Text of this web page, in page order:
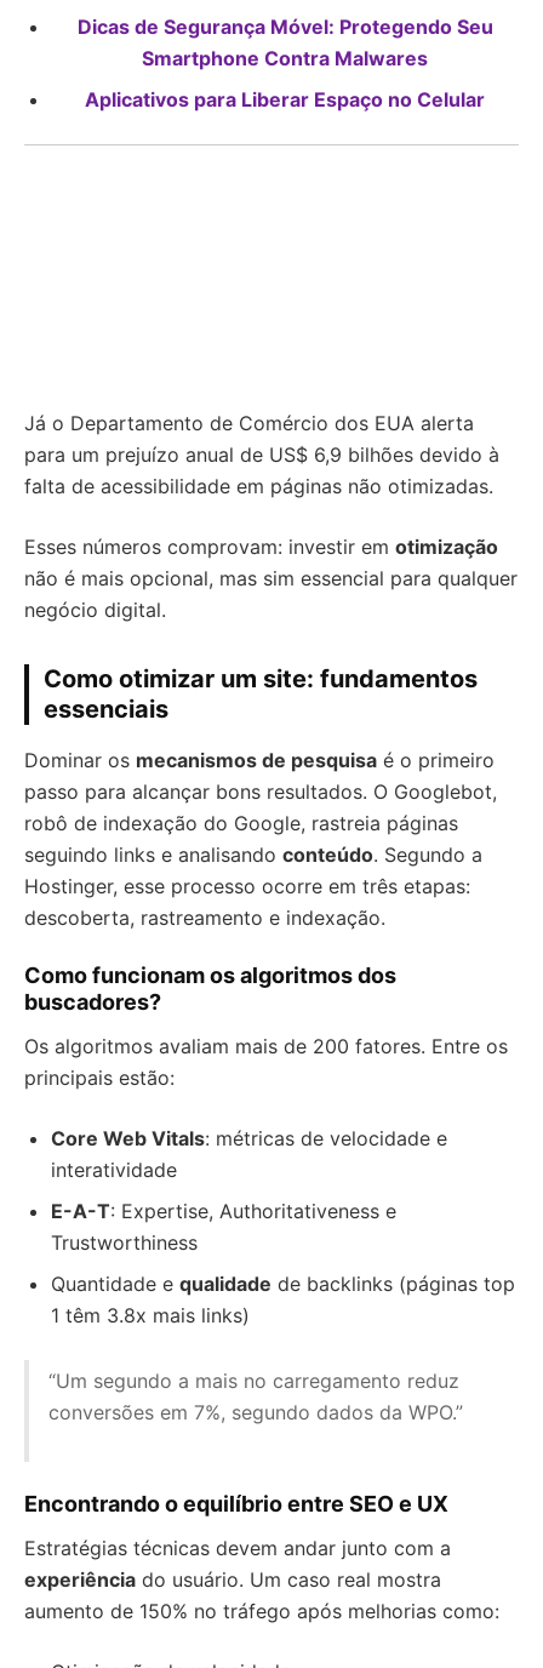
Dicas de Segurança Móvel: Protegendo Seu
Smartphone Contra Malwares
Aplicativos para Liberar Espaço no Celular
Já o Departamento de Comércio dos EUA alerta
para um prejuízo anual de US$ 6,9 bilhões devido à
falta de acessibilidade em páginas não otimizadas.
Esses números comprovam: investir em otimização
não é mais opcional, mas sim essencial para qualquer
negócio digital.
Como otimizar um site: fundamentos
essenciais
Dominar os mecanismos de pesquisa é o primeiro
passo para alcançar bons resultados. O Googlebot,
robô de indexação do Google, rastreia páginas
seguindo links e analisando conteúdo. Segundo a
Hostinger, esse processo ocorre em três etapas:
descoberta, rastreamento e indexação.
Como funcionam os algoritmos dos
buscadores?
Os algoritmos avaliam mais de 200 fatores. Entre os
principais estão:
Core Web Vitals: métricas de velocidade e
interatividade
E-A-T: Expertise, Authoritativeness e
Trustworthiness
Quantidade e qualidade de backlinks (páginas top
1 têm 3.8x mais links)
“Um segundo a mais no carregamento reduz
conversões em 7%, segundo dados da WPO.”
Encontrando o equilíbrio entre SEO e UX
Estratégias técnicas devem andar junto com a
experiência do usuário. Um caso real mostra
aumento de 150% no tráfego após melhorias como: